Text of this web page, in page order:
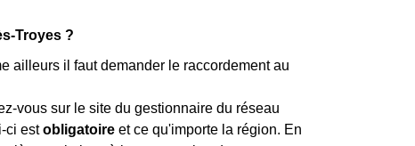
Troyes ?
ailleurs il faut demander le raccordement au
vous sur le site du gestionnaire du réseau
ci estobligatoire et ce qu'importe la région. En